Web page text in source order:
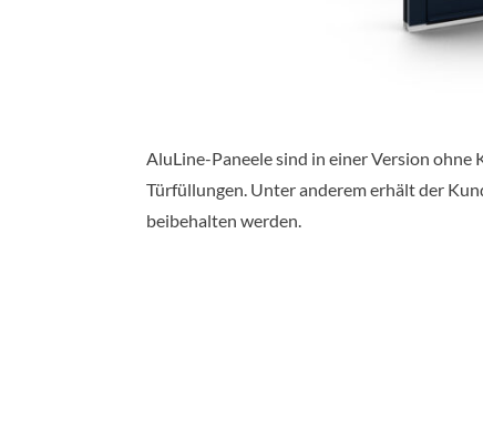
AluLine-Paneele sind in einer Version
Türfüllungen. Unter anderem erhält der
beibehalten werden.